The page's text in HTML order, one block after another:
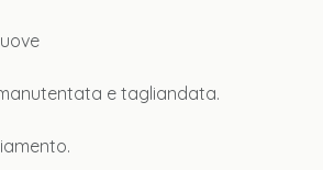
e tagliandata.